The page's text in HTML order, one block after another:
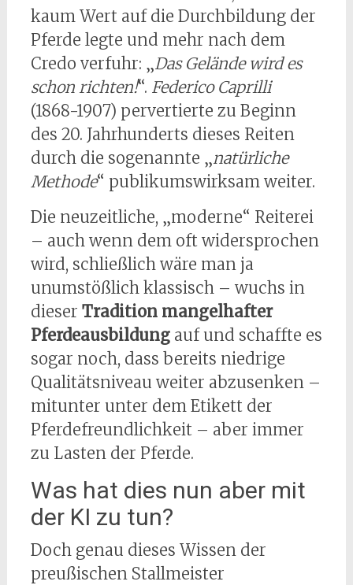
kaum Wert auf die Durchbildung der
Pferde legte und mehr nach dem
Credo verfuhr: „Das Gelände wird es
schon richten!“. Federico Caprilli
(1868-1907) pervertierte zu Beginn
des 20. Jahrhunderts dieses Reiten
durch die sogenannte „natürliche
Methode“ publikumswirksam weiter.
Die neuzeitliche, „moderne“ Reiterei
– auch wenn dem oft widersprochen
wird, schließlich wäre man ja
unumstößlich klassisch – wuchs in
dieser Tradition mangelhafter
Pferdeausbildungauf und schaffte es
sogar noch, dass bereits niedrige
Qualitätsniveau weiter abzusenken –
mitunter unter dem Etikett der
Pferdefreundlichkeit – aber immer
zu Lasten der Pferde.
Was hat dies nun aber mit
der KI zu tun?
Doch genau dieses Wissen der
preußischen Stallmeister